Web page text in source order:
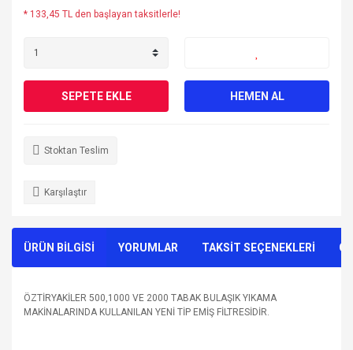
* 133,45 TL den başlayan taksitlerle!
SEPETE EKLE HEMEN AL
Stoktan Teslim
Karşılaştır
ÜRÜN BİLGİSİ YORUMLAR TAKSİT SEÇENEKLERİ
ÖZTİRYAKİLER 500,1000 VE 2000 TABAK BULAŞIK YIKAMA
MAKİNALARINDA KULLANILAN YENİ TİP EMİŞ FİLTRESİDİR.